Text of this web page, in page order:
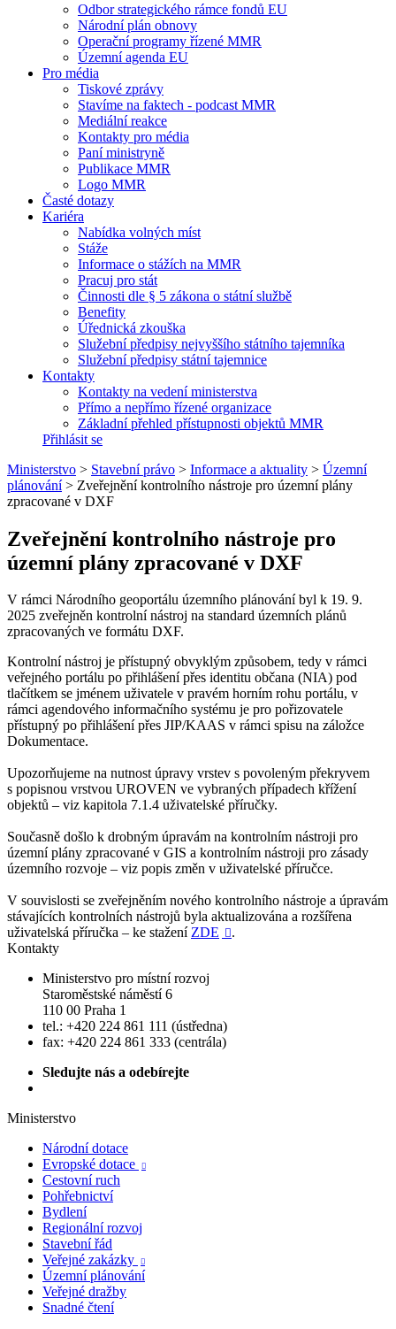
Odbor strategického rámce fondů EU
Národní plán obnovy
Operační programy řízené MMR
Územní agenda EU
Pro média
Tiskové zprávy
Stavíme na faktech - podcast MMR
Mediální reakce
Kontakty pro média
Paní ministryně
Publikace MMR
Logo MMR
Časté dotazy
Kariéra
Nabídka volných míst
Stáže
Informace o stážích na MMR
Pracuj pro stát
Činnosti dle § 5 zákona o státní službě
Benefity
Úřednická zkouška
Služební předpisy nejvyššího státního tajemníka
Služební předpisy státní tajemnice
Kontakty
Kontakty na vedení ministerstva
Přímo a nepřímo řízené organizace
Základní přehled přístupnosti objektů MMR
Přihlásit se
Ministerstvo > Stavební právo > Informace a aktuality > Územní
plánování> Zveřejnění kontrolního nástroje pro územní plány
zpracované v DXF
Zveřejnění kontrolního nástroje pro
územní plány zpracované v DXF
V rámci Národního geoportálu územního plánování byl k 19. 9.
2025 zveřejněn kontrolní nástroj na standard územních plánů
zpracovaných ve formátu DXF.
Kontrolní nástroj je přístupný obvyklým způsobem, tedy v rámci
veřejného portálu po přihlášení přes identitu občana (NIA) pod
tlačítkem se jménem uživatele v pravém horním rohu portálu, v
rámci agendového informačního systému je pro pořizovatele
přístupný po přihlášení přes JIP/KAAS v rámci spisu na záložce
Dokumentace.
Upozorňujeme na nutnost úpravy vrstev s povoleným překryvem
s popisnou vrstvou UROVEN ve vybraných případech křížení
objektů – viz kapitola 7.1.4 uživatelské příručky.
Současně došlo k drobným úpravám na kontrolním nástroji pro
územní plány zpracované v GIS a kontrolním nástroji pro zásady
územního rozvoje – viz popis změn v uživatelské příručce.
V souvislosti se zveřejněním nového kontrolního nástroje a úpravám
stávajících kontrolních nástrojů byla aktualizována a rozšířena
uživatelská příručka – ke staženíZDE .
Kontakty
Ministerstvo pro místní rozvoj
Staroměstské náměstí 6
110 00 Praha 1
tel.: +420 224 861 111 (ústředna)
fax: +420 224 861 333 (centrála)
Sledujte nás a odebírejte
Ministerstvo
Národní dotace
Evropské dotace

Cestovní ruch
Pohřebnictví
Bydlení
Regionální rozvoj
Stavební řád
Veřejné zakázky

Územní plánování
Veřejné dražby
Snadné čtení